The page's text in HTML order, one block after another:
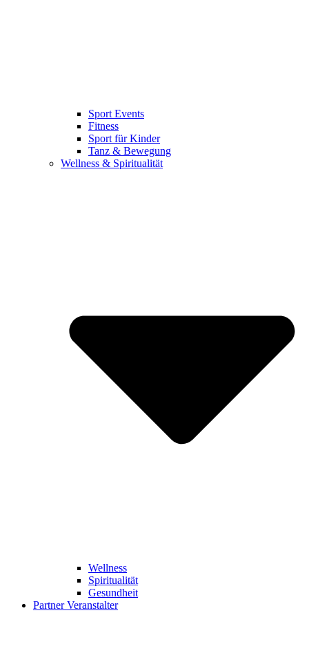
Sport Events
Fitness
Sport für Kinder
Tanz & Bewegung
Wellness & Spiritualität
Wellness
Spiritualität
Gesundheit
Partner Veranstalter